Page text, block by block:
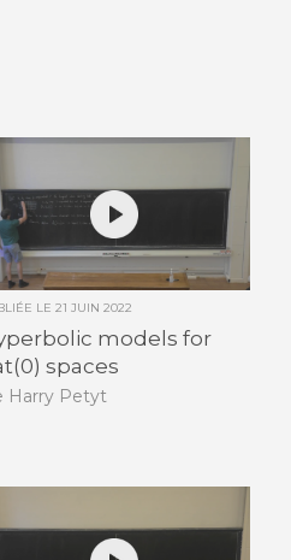
LE 21 JUIN 2022
models for
spaces
Harry Petyt